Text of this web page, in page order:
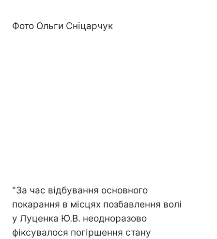
Фото Ольги Сніцарчук
"За час відбування основного
покарання в місцях позбавлення волі
у Луценка Ю.В. неодноразово
фіксувалося погіршення стану